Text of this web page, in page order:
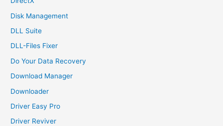
Disk Management
DLL Suite
DLL-Files Fixer
Do Your Data Recovery
Download Manager
Downloader
Driver Easy Pro
Driver Reviver